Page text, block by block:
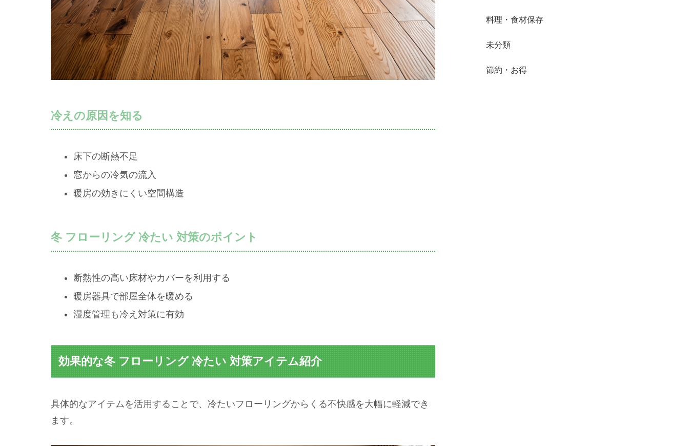
冷えの原因を知る
床下の断熱不足
窓からの冷気の流入
暖房の効きにくい空間構造
冬 フローリング 冷たい 対策のポイント
断熱性の高い床材やカバーを利用する
暖房器具で部屋全体を暖める
湿度管理も冷え対策に有効
効果的な冬 フローリング 冷たい 対策アイテム紹介
具体的なアイテムを活用することで、冷たいフローリングからくる不快感を大幅に軽減でき
ます。
料理・食材保存
未分類
節約・お得